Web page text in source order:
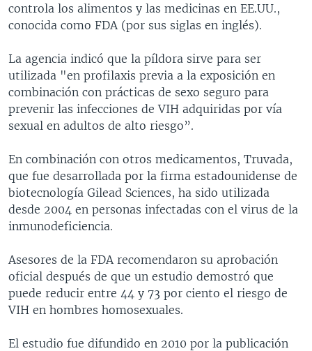
controla los alimentos y las medicinas en EE.UU.,
conocida como FDA (por sus siglas en inglés).
La agencia indicó que la píldora sirve para ser
utilizada "en profilaxis previa a la exposición en
combinación con prácticas de sexo seguro para
prevenir las infecciones de VIH adquiridas por vía
sexual en adultos de alto riesgo”.
En combinación con otros medicamentos, Truvada,
que fue desarrollada por la firma estadounidense de
biotecnología Gilead Sciences, ha sido utilizada
desde 2004 en personas infectadas con el virus de la
inmunodeficiencia.
Asesores de la FDA recomendaron su aprobación
oficial después de que un estudio demostró que
puede reducir entre 44 y 73 por ciento el riesgo de
VIH en hombres homosexuales.
El estudio fue difundido en 2010 por la publicación